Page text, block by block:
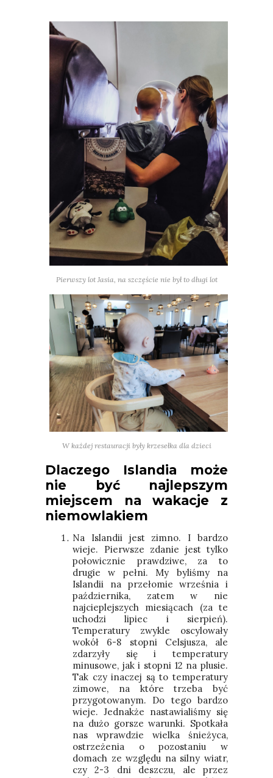
Pierwszy lot Jasia, na szczęście nie był to długi lot
W każdej restauracji były krzesełka dla dzieci
Dlaczego Islandia może
nie być najlepszym
miejscem na wakacje z
niemowlakiem
Na Islandii jest zimno. I bardzo
wieje. Pierwsze zdanie jest tylko
połowicznie prawdziwe, za to
drugie w pełni. My byliśmy na
Islandii na przełomie września i
października, zatem w nie
najcieplejszych miesiącach (za te
uchodzi lipiec i sierpień).
Temperatury zwykle oscylowały
wokół 6-8 stopni Celsjusza, ale
zdarzyły się i temperatury
minusowe, jak i stopni 12 na plusie.
Tak czy inaczej są to temperatury
zimowe, na które trzeba być
przygotowanym. Do tego bardzo
wieje. Jednakże nastawialiśmy się
na dużo gorsze warunki. Spotkała
nas wprawdzie wielka śnieżyca,
ostrzeżenia o pozostaniu w
domach ze względu na silny wiatr,
czy 2-3 dni deszczu, ale przez